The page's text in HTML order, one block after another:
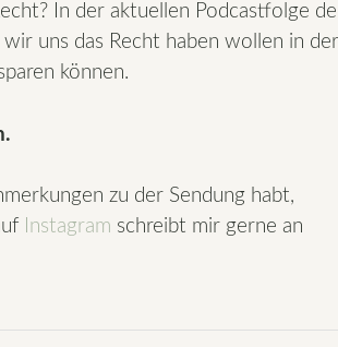
In der aktuellen Podcastfolge
uns das Recht haben wollen in der
können.
zu der Sendung habt,
Instagram schreibt mir gerne an